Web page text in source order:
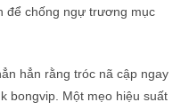
để chống ngự trương mục
hẳn rằng tróc nã cập ngay
bongvip. Một mẹo hiệu suất